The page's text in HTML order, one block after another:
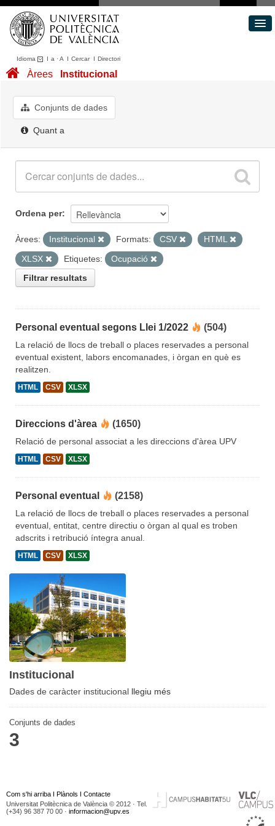
Idioma I a ·A I CercarI Directori
Conjunts de dades
Quant a
Àrees Institucional
Conjunts de dades
Quant a
Ordena per
Àrees: Institucional Formats: CSV
HTML
XLSX
Etiquetes:
Ocupació
Filtrar resultats
Personal eventual segons Llei 1/2022 (504)
La relació de llocs de treball o places reservades a personal
eventual existent, labors encomanades, i òrgan en què es
realitzen.
HTML CSV XLSX
Direccions d'àrea (1650)
Relació de personal associat a les direccions d'àrea UPV
HTML CSV XLSX
Personal eventual (2158)
La relació de llocs de treball o places reservades a personal
eventual, entitat, centre directiu o òrgan al qual es troben
adscrits i retribució íntegra anual.
HTML CSV XLSX
Institucional
Dades de caràcter institucional llegiu més
Conjunts de dades
3
Com s'hi arriba I Plànols I Contacte
Universitat Politècnica de València © 2012 · Tel.
(+34) 96 387 70 00 · informacion@upv.es